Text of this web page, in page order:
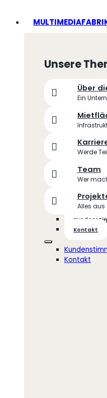
Unsere
Über
Ein
Werde
Team
Wer
Alles aus
Kontakt
Kontakt